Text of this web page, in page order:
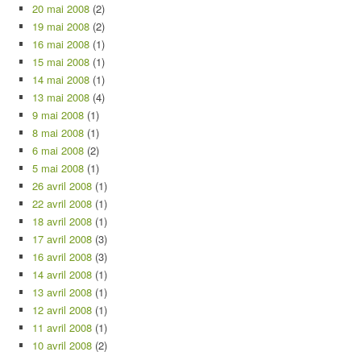
20 mai 2008 (2)
19 mai 2008 (2)
16 mai 2008 (1)
15 mai 2008 (1)
14 mai 2008 (1)
13 mai 2008 (4)
9 mai 2008 (1)
8 mai 2008 (1)
6 mai 2008 (2)
5 mai 2008 (1)
26 avril 2008 (1)
22 avril 2008 (1)
18 avril 2008 (1)
17 avril 2008 (3)
16 avril 2008 (3)
14 avril 2008 (1)
13 avril 2008 (1)
12 avril 2008 (1)
11 avril 2008 (1)
10 avril 2008 (2)